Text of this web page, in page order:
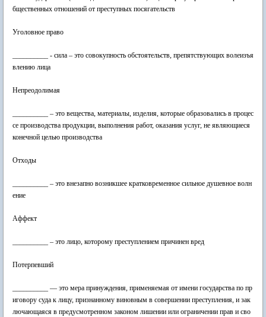
бщественных отношений от преступных посягательств
Уголовное право
__________ - сила – это совокупность обстоятельств, препятствующих волеизъя
влению лица
Непреодолимая
__________ – это вещества, материалы, изделия, которые образовались в процес
се производства продукции, выполнения работ, оказания услуг, не являющиеся
конечной целью производства
Отходы
__________ – это внезапно возникшее кратковременное сильное душевное волн
ение
Аффект
__________ – это лицо, которому преступлением причинен вред
Потерпевший
__________ — это мера принуждения, применяемая от имени государства по пр
иговору суда к лицу, признанному виновным в совершении преступления, и зак
лючающаяся в предусмотренном законом лишении или ограничении прав и сво